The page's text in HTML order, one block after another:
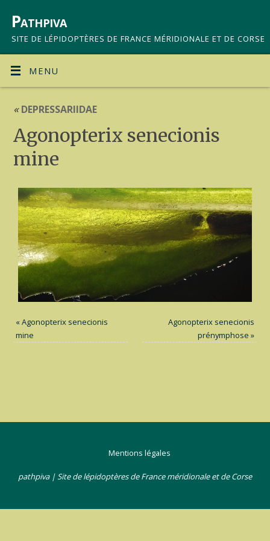
Pathpiva
SITE DE LÉPIDOPTÈRES DE FRANCE MÉRIDIONALE ET DE CORSE
MENU
«DEPRESSARIIDAE
Agonopterix senecionis
mine
«Agonopterix senecionis
mine
Agonopterix senecionis
prénymphose »
Mentions légales
pathpiva | Site de lépidoptères de France méridionale et de Corse